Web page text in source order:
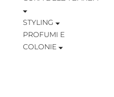
STYLING
PROFUMI E
COLONIE